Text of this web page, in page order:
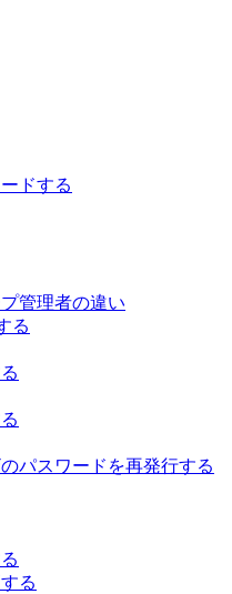
ドする
管理者の違い
る
パスワードを再発行する
る